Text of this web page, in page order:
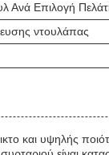
Ανά Επιλογή
ντουλάπας
και υψηλής